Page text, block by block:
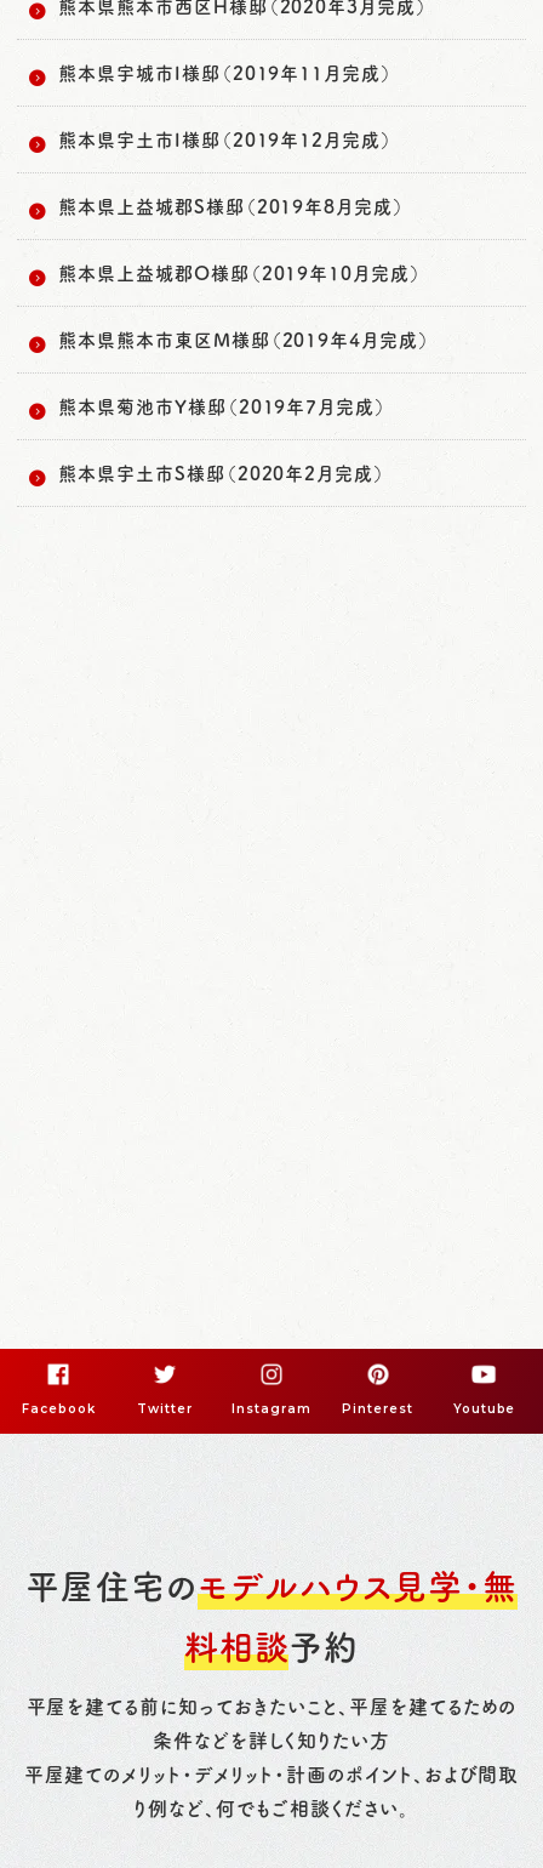
熊本県熊本市西区H様邸（2020年3月完成）
熊本県宇城市I様邸（2019年11月完成）
熊本県宇土市I様邸（2019年12月完成）
熊本県上益城郡S様邸（2019年8月完成）
熊本県上益城郡O様邸（2019年10月完成）
熊本県熊本市東区M様邸（2019年4月完成）
熊本県菊池市Y様邸（2019年7月完成）
熊本県宇土市S様邸（2020年2月完成）
Facebook Twitter Instagram Pinterest Youtube
平屋住宅のモデルハウス見学・無
料相談予約
平屋を建てる前に知っておきたいこと、平屋を建てるための
条件などを詳しく知りたい方
平屋建てのメリット・デメリット・計画のポイント、および間取
り例など、何でもご相談ください。